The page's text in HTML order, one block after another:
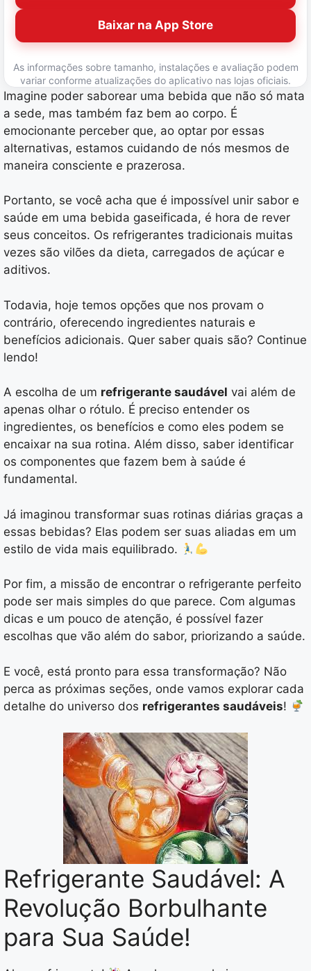
Baixar na App Store
As informações sobre tamanho, instalações e avaliação podem
variar conforme atualizações do aplicativo nas lojas oficiais.
Imagine poder saborear uma bebida que não só mata
a sede, mas também faz bem ao corpo. É
emocionante perceber que, ao optar por essas
alternativas, estamos cuidando de nós mesmos de
maneira consciente e prazerosa.
Portanto, se você acha que é impossível unir sabor e
saúde em uma bebida gaseificada, é hora de rever
seus conceitos. Os refrigerantes tradicionais muitas
vezes são vilões da dieta, carregados de açúcar e
aditivos.
Todavia, hoje temos opções que nos provam o
contrário, oferecendo ingredientes naturais e
benefícios adicionais. Quer saber quais são? Continue
lendo!
A escolha de um refrigerante saudável vai além de
apenas olhar o rótulo. É preciso entender os
ingredientes, os benefícios e como eles podem se
encaixar na sua rotina. Além disso, saber identificar
os componentes que fazem bem à saúde é
fundamental.
Já imaginou transformar suas rotinas diárias graças a
essas bebidas? Elas podem ser suas aliadas em um
estilo de vida mais equilibrado.
Por fim, a missão de encontrar o refrigerante perfeito
pode ser mais simples do que parece. Com algumas
dicas e um pouco de atenção, é possível fazer
escolhas que vão além do sabor, priorizando a saúde.
E você, está pronto para essa transformação? Não
perca as próximas seções, onde vamos explorar cada
detalhe do universo dos refrigerantes saudáveis!
Refrigerante Saudável: A
Revolução Borbulhante
para Sua Saúde!